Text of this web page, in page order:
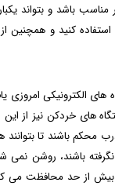
می تواند برای خانواده هایی 4
کنید و
الکترونیکی امروزی
های خردکن نیز از
محکم باشند تا
باشند، روشن
بیش از حد محافظت می